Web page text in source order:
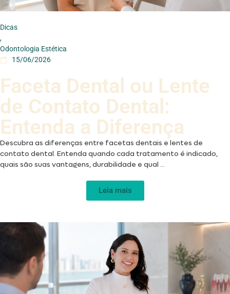
Dicas
,
Odontologia Estética
15/06/2026
Faceta Dental ou Lente
de Contato Dental:
Entenda a Diferença
Descubra as diferenças entre facetas dentais e lentes de
contato dental. Entenda quando cada tratamento é indicado,
quais são suas vantagens, durabilidade e qual ...
Leia mais